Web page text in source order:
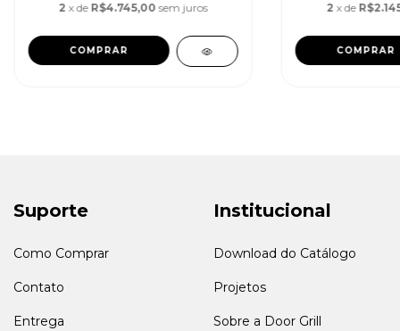
2 x de R$4.745,00 sem juros 2 x de
Suporte
Como Comprar
Contato
Entrega
Institucional
Download do Catálogo
Projetos
Sobre a Door Grill